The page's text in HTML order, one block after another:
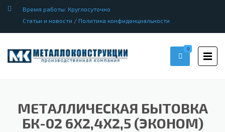
Время работы: Круглосуточно
Статьи и новости / Политика конфиденциальности
0
МЕТАЛЛИЧЕСКАЯ БЫТОВКА
БК-02 6Х2,4Х2,5 (ЭКОНОМ)